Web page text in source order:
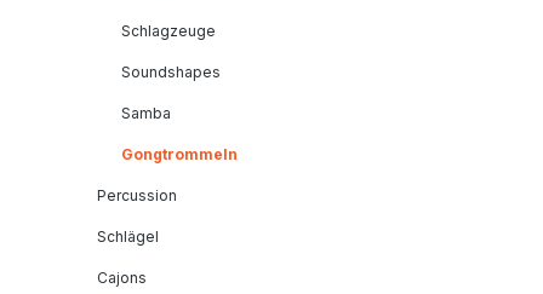
Schlagzeuge
Soundshapes
Samba
Gongtrommeln
Percussion
Schlägel
Cajons